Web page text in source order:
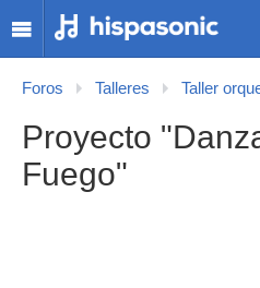
Foros Talleres Taller
Proyecto
Fuego"